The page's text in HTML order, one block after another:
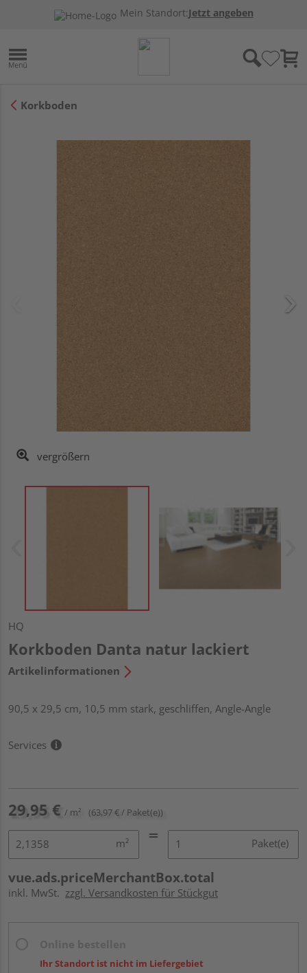
Mein Standort:Jetzt angeben
Korkboden
vergrößern
HQ
Korkboden Danta natur lackiert
Artikelinformationen
90,5 x 29,5 cm, 10,5 mm stark, geschliffen, Angle-Angle
Services
29,95 € / m² (63,97 € / Paket(e))
m² Paket(e)
vue.ads.priceMerchantBox.total
inkl. MwSt. zzgl. Versandkosten für Stückgut
Ihr Standort ist nicht im Liefergebiet